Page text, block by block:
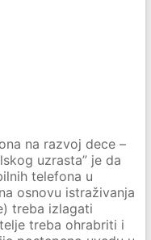
na razvoj dece –
uzrasta” je da
telefona u
osnovu istraživanja
treba izlagati
treba ohrabriti i